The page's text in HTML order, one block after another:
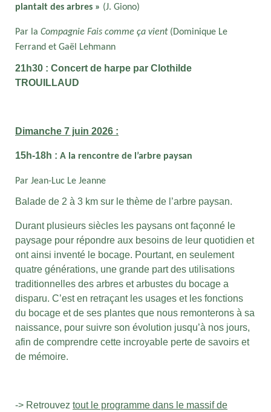
plantait des arbres » (J. Giono)
Par la Compagnie Fais comme ça vient(Dominique Le
Ferrand et Gaël Lehmann
21h30 : Concert de harpe par Clothilde
TROUILLAUD
Dimanche 7 juin 2026 :
15h-18h : A la rencontre de l’arbre paysan
Par Jean-Luc Le Jeanne
Balade de 2 à 3 km sur le thème de l’arbre paysan.
Durant plusieurs siècles les paysans ont façonné le
paysage pour répondre aux besoins de leur quotidien et
ont ainsi inventé le bocage. Pourtant, en seulement
quatre générations, une grande part des utilisations
traditionnelles des arbres et arbustes du bocage a
disparu. C’est en retraçant les usages et les fonctions
du bocage et de ses plantes que nous remonterons à sa
naissance, pour suivre son évolution jusqu’à nos jours,
afin de comprendre cette incroyable perte de savoirs et
de mémoire.
-> Retrouvez tout le programme dans le massif de